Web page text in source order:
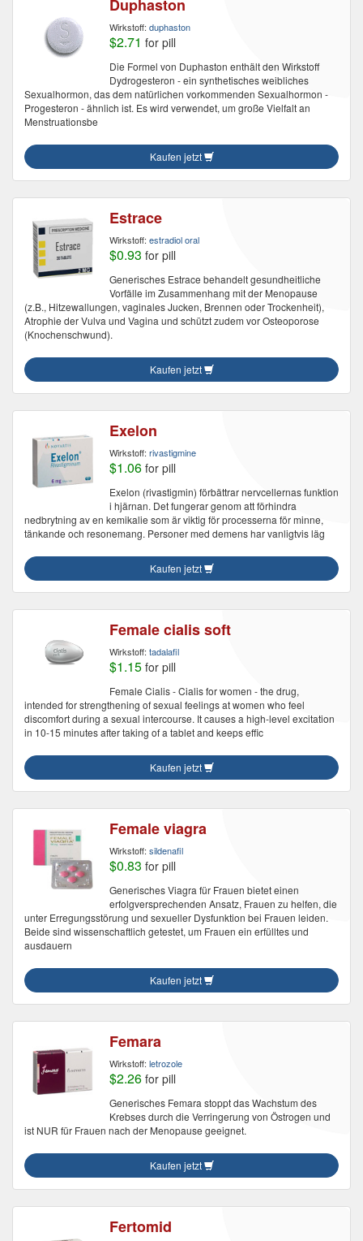
Duphaston
Wirkstoff: duphaston
$2.71 for pill
Die Formel von Duphaston enthält den Wirkstoff
Dydrogesteron - ein synthetisches weibliches
Sexualhormon, das dem natürlichen vorkommenden Sexualhormon -
Progesteron - ähnlich ist. Es wird verwendet, um große Vielfalt an
Menstruationsbe
Kaufen jetzt
Estrace
Wirkstoff: estradiol oral
$0.93 for pill
Generisches Estrace behandelt gesundheitliche
Vorfälle im Zusammenhang mit der Menopause
(z.B., Hitzewallungen, vaginales Jucken, Brennen oder Trockenheit),
Atrophie der Vulva und Vagina und schützt zudem vor Osteoporose
(Knochenschwund).
Kaufen jetzt
Exelon
Wirkstoff: rivastigmine
$1.06 for pill
Exelon (rivastigmin) förbättrar nervcellernas funktion
i hjärnan. Det fungerar genom att förhindra
nedbrytning av en kemikalie som är viktig för processerna för minne,
tänkande och resonemang. Personer med demens har vanligtvis läg
Kaufen jetzt
Female cialis soft
Wirkstoff: tadalafil
$1.15 for pill
Female Cialis - Cialis for women - the drug,
intended for strengthening of sexual feelings at women who feel
discomfort during a sexual intercourse. It causes a high-level excitation
in 10-15 minutes after taking of a tablet and keeps effic
Kaufen jetzt
Female viagra
Wirkstoff: sildenafil
$0.83 for pill
Generisches Viagra für Frauen bietet einen
erfolgversprechenden Ansatz, Frauen zu helfen, die
unter Erregungsstörung und sexueller Dysfunktion bei Frauen leiden.
Beide sind wissenschaftlich getestet, um Frauen ein erfülltes und
ausdauern
Kaufen jetzt
Femara
Wirkstoff: letrozole
$2.26 for pill
Generisches Femara stoppt das Wachstum des
Krebses durch die Verringerung von Östrogen und
ist NUR für Frauen nach der Menopause geeignet.
Kaufen jetzt
Fertomid